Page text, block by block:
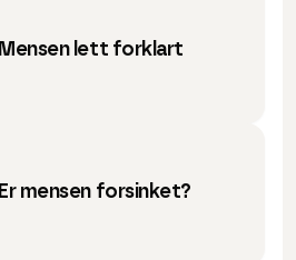
Mensen lett forklart
Er mensen forsinket?